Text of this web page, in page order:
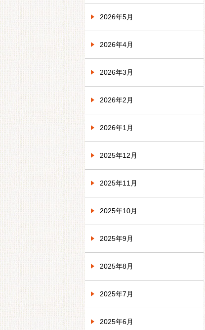
2026年5月
2026年4月
2026年3月
2026年2月
2026年1月
2025年12月
2025年11月
2025年10月
2025年9月
2025年8月
2025年7月
2025年6月